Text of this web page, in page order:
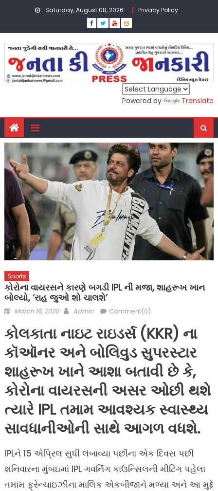
Saturday, August 08, 2026 Privacy Policy
Powered by Translate
Sports
કોરોના વાયરસને કારણે બગડી IPL ની મજા, શાહરૂખ ખાન
બોલ્યો, ‘રાહ જુઓ શો ચાલશે’
Posted
March 16, 2020 Author
Admin Comment(0)
કોલકાતા નાઇટ રાઇડર્સ (KKR) ના
કૉઑનર અને બોલિવુડ સુપરસ્ટાર
શાહરૂખ ખાને આશા બતાવી છે કે,
કોરોના વાયરસની અસર ઓછી થશે
ત્યારે IPL તમામ આવશ્યક સ્વાસ્થ્ય
સાવધાનીઓની સાથે આગળ વધશે.
IPLને 15 એપ્રિલ સુધી લંબાવ્યા પછીના એક દિવસ પછી
શનિવારના મુંબઇમાં IPL ગવર્નિંગ કાઉન્સિલની મીટિંગ પહેલા
તમામ ફ્રેન્ચાઇઝીના માલિક એકબીજાને મળ્યા અને આ મુદ્દે